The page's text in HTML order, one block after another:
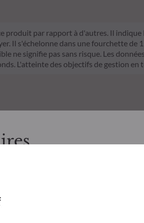
produit par rapport à d'autres. Il
Il s'échelonne dans une fourchette de
ne signifie pas sans risque. Les
L'atteinte des objectifs de gestion en
connaissance des informations
Il appartient à l’investisseur de
et services présentés sur le
un but d’information uniquement